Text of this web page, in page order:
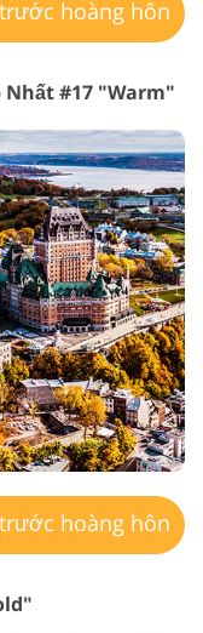
hoàng hôn
#17 "Warm"
hoàng hôn